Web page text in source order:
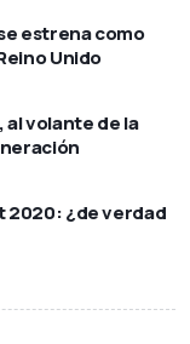
estrena como
Unido
al volante de la
2020: ¿de verdad